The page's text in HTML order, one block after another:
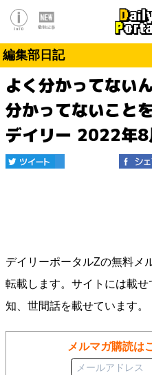
編集部日記
よく分かってない
分かってないこと
デイリー 2022年
デイリーポータルZの無料メ
転載します。サイトには載
知、世間話を載せています。
メルマガ購読は